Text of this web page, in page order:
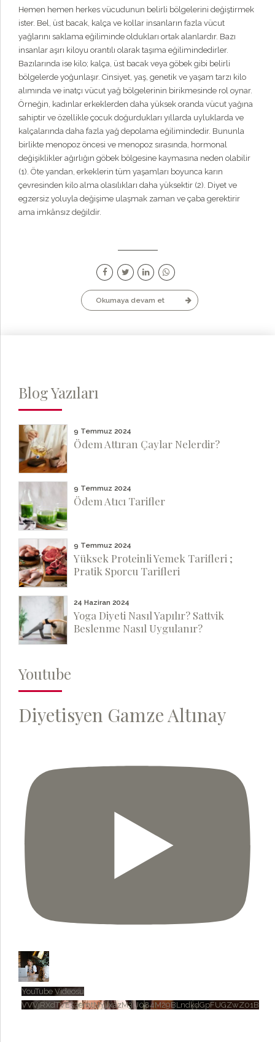
Hemen hemen herkes vücudunun belirli bölgelerini değiştirmek
ister. Bel, üst bacak, kalça ve kollar insanların fazla vücut
yağlarını saklama eğiliminde oldukları ortak alanlardır. Bazı
insanlar aşırı kiloyu orantılı olarak taşıma eğilimindedirler.
Bazılarında ise kilo; kalça, üst bacak veya göbek gibi belirli
bölgelerde yoğunlaşır. Cinsiyet, yaş, genetik ve yaşam tarzı kilo
alımında ve inatçı vücut yağ bölgelerinin birikmesinde rol oynar.
Örneğin, kadınlar erkeklerden daha yüksek oranda vücut yağına
sahiptir ve özellikle çocuk doğurdukları yıllarda uyluklarda ve
kalçalarında daha fazla yağ depolama eğilimindedir. Bununla
birlikte menopoz öncesi ve menopoz sırasında, hormonal
değişiklikler ağırlığın göbek bölgesine kaymasına neden olabilir
(1). Öte yandan, erkeklerin tüm yaşamları boyunca karın
çevresinden kilo alma olasılıkları daha yüksektir (2). Diyet ve
egzersiz yoluyla değişime ulaşmak zaman ve çaba gerektirir
ama imkânsız değildir.
Okumaya devam et
Blog Yazıları
9 Temmuz 2024
Ödem Attıran Çaylar Nelerdir?
9 Temmuz 2024
Ödem Atıcı Tarifler
9 Temmuz 2024
Yüksek Proteinli Yemek Tarifleri ;
Pratik Sporcu Tarifleri
24 Haziran 2024
Yoga Diyeti Nasıl Yapılır? Sattvik
Beslenme Nasıl Uygulanır?
Youtube
Diyetisyen Gamze Altınay
YouTube Videosu
VVVjRXdTVE53emtNYjIxazM3U084M29BLndkdGpFUGZwZ01B